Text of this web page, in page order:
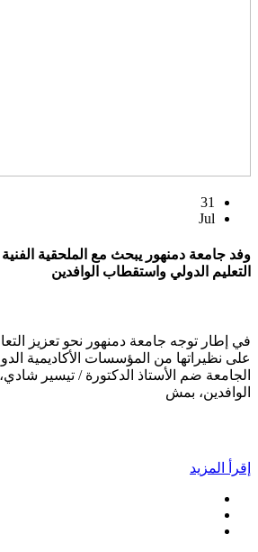
31
Jul
وفد جامعة دمنهور يبحث مع الملحقية الفنية
التعليم الدولي واستقطاب الوافدين
في إطار توجه جامعة دمنهور نحو تعزيز
على نظيراتها من المؤسسات الأكاديمية
الجامعة ضم الأستاذ الدكتورة / تيسير شادي،
الوافدين، بمش
إقرأ المزيد